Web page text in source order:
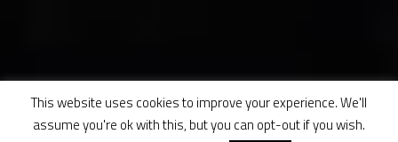
This website uses cookies to improve your experience. We'll
assume you're ok with this, but you can opt-out if you wish.